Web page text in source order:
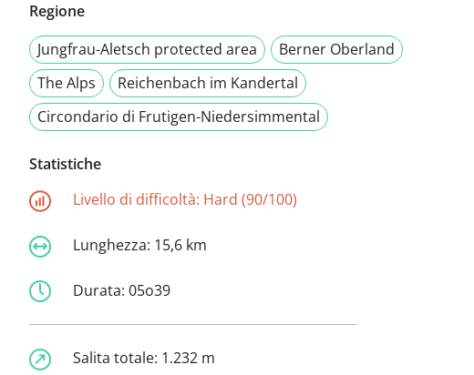
Regione
Jungfrau-Aletsch protected area
Berner Oberland
The Alps
Reichenbach im Kandertal
Circondario di Frutigen-Niedersimmental
Statistiche
Livello di difficoltà: Hard (90/100)
Lunghezza: 15,6 km
Durata: 05o39
Salita totale: 1.232 m